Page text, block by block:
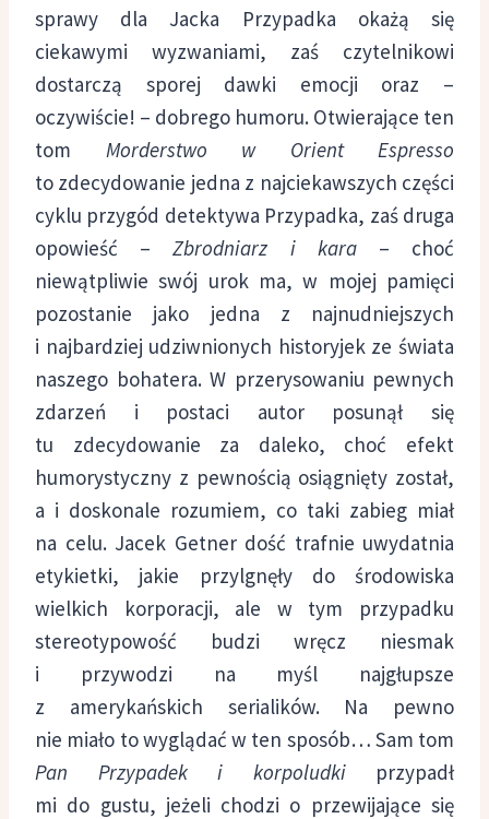
sprawy dla Jacka Przypadka okażą się
ciekawymi wyzwaniami, zaś czytelnikowi
dostarczą sporej dawki emocji oraz –
oczywiście! – dobrego humoru. Otwierające ten
tom Morderstwo w Orient Espresso
to zdecydowanie jedna z najciekawszych części
cyklu przygód detektywa Przypadka, zaś druga
opowieść –Zbrodniarz i kara– choć
niewątpliwie swój urok ma, w mojej pamięci
pozostanie jako jedna z najnudniejszych
i najbardziej udziwnionych historyjek ze świata
naszego bohatera. W przerysowaniu pewnych
zdarzeń i postaci autor posunął się
tu zdecydowanie za daleko, choć efekt
humorystyczny z pewnością osiągnięty został,
a i doskonale rozumiem, co taki zabieg miał
na celu. Jacek Getner dość trafnie uwydatnia
etykietki, jakie przylgnęły do środowiska
wielkich korporacji, ale w tym przypadku
stereotypowość budzi wręcz niesmak
i przywodzi na myśl najgłupsze
z amerykańskich serialików. Na pewno
nie miało to wyglądać w ten sposób… Sam tom
Pan Przypadek i korpoludkiprzypadł
mi do gustu, jeżeli chodzi o przewijające się